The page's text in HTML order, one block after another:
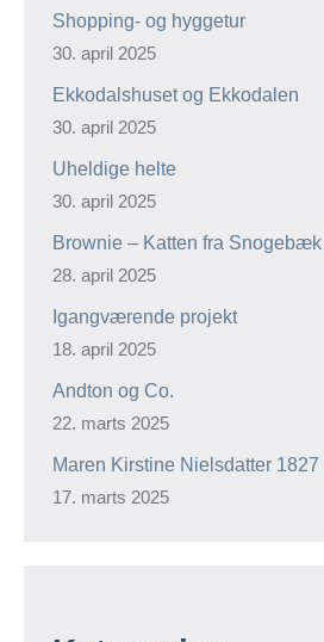
Shopping- og hyggetur
30. april 2025
Ekkodalshuset og Ekkodalen
30. april 2025
Uheldige helte
30. april 2025
Brownie – Katten fra Snogebæk
28. april 2025
Igangværende projekt
18. april 2025
Andton og Co.
22. marts 2025
Maren Kirstine Nielsdatter 1827
17. marts 2025